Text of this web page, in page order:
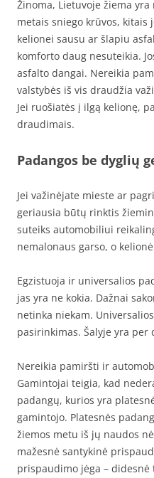
Žinoma, Lietuvoje žiema
metais sniego krūvos,
kelionei sausu ar šlapiu
komforto daug nesuteikia.
asfalto dangai. Nereikia
valstybės iš vis draudžia
Jei ruošiatės į ilgą kelionę,
draudimais.
Padangos be dyglių
Jei važinėjate mieste ar
geriausia būtų rinktis
suteiks automobiliui
nemalonaus garso, o
Egzistuoja ir universalios
jas yra ne kokia. Dažnai
netinka niekam.
pasirinkimas. Šalyje yra
Nereikia pamiršti ir
Gamintojai teigia, kad
padangų, kurios yra
gamintojo. Platesnės
žiemos metu iš jų naudos
mažesnė santykinė
prispaudimo jėga –